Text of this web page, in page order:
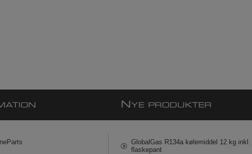
N YE PRODUKTER
GlobalGas R134a kølemiddel 12 kg inkl.
flaskepant